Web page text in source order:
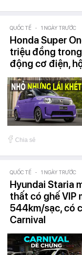
QUỐC TẾ - 1 NGÀY TRƯỚC
Honda Super
triệu đồng
động cơ điện,
Chia sẻ
QUỐC TẾ - 1 NGÀY TRƯỚC
Hyundai Staria
thất có ghế VIP
544km/sạc, có
Carnival